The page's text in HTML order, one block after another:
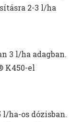
2-3 l/ha
3 l/ha adagban.
K450-el
l/ha-os dózisban.